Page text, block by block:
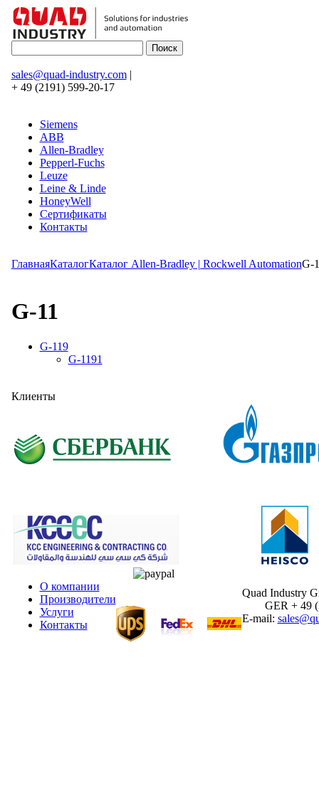
sales@quad-industry.com|
+ 49 (2191) 599-20-17
Siemens
ABB
Allen-Bradley
Pepperl-Fuchs
Leuze
Leine & Linde
HoneyWell
Сертификаты
Контакты
ГлавнаяКаталогКаталог Allen-Bradley | Rockwell AutomationG-
G-11
G-119
G-1191
Клиенты
О компании
Производители
Услуги
Контакты
Quad Industry
GER + 49
E-mail: